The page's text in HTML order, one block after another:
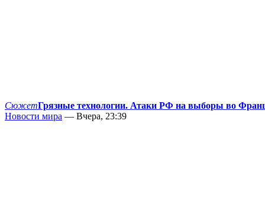
СюжетГрязные технологии. Атаки РФ на выборы во
Новости мира — Вчера, 23:39